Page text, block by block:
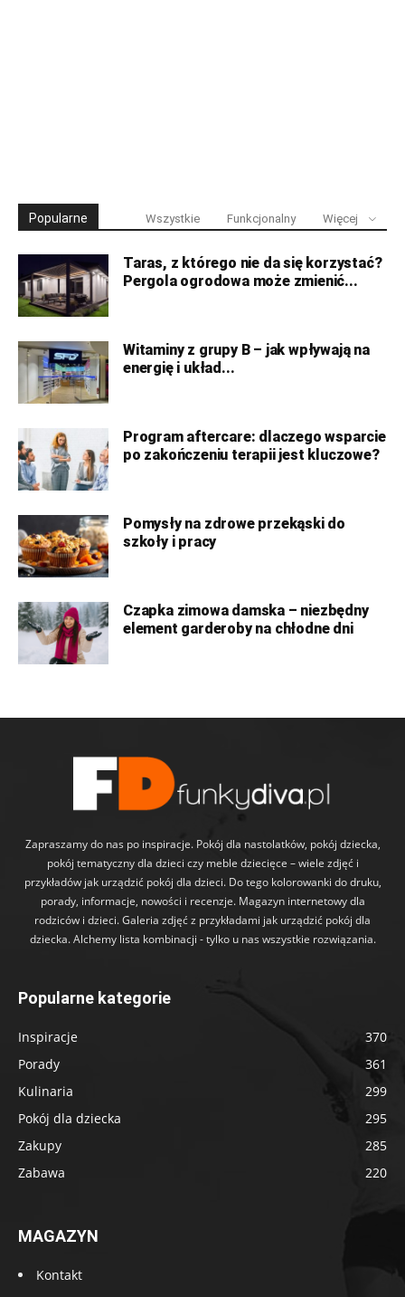
Popularne Wszystkie Funkcjonalny Więcej
Taras, z którego nie da się korzystać?
Pergola ogrodowa może zmienić...
Witaminy z grupy B – jak wpływają na
energię i układ...
Program aftercare: dlaczego wsparcie
po zakończeniu terapii jest kluczowe?
Pomysły na zdrowe przekąski do
szkoły i pracy
Czapka zimowa damska – niezbędny
element garderoby na chłodne dni
Zapraszamy do nas po inspiracje. Pokój dla nastolatków, pokój dziecka,
pokój tematyczny dla dzieci czy meble dziecięce – wiele zdjęć i
przykładów jak urządzić pokój dla dzieci. Do tego kolorowanki do druku,
porady, informacje, nowości i recenzje. Magazyn internetowy dla
rodziców i dzieci. Galeria zdjęć z przykładami jak urządzić pokój dla
dziecka. Alchemy lista kombinacji - tylko u nas wszystkie rozwiązania.
Popularne kategorie
Inspiracje
370
Porady
361
Kulinaria
299
Pokój dla dziecka
295
Zakupy
285
Zabawa
220
MAGAZYN
Kontakt